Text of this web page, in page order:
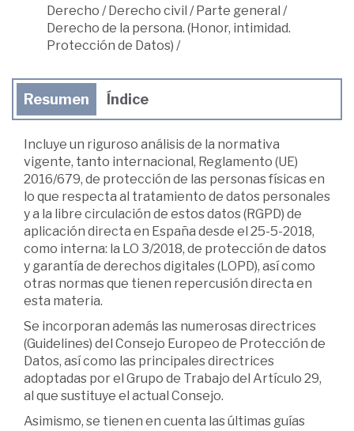
Derecho /Derecho civil /Parte general /
Derecho de la persona. (Honor, intimidad.
Protección de Datos) /
Resumen Índice
Incluye un riguroso análisis de la normativa
vigente, tanto internacional, Reglamento (UE)
2016/679, de protección de las personas físicas en
lo que respecta al tratamiento de datos personales
y a la libre circulación de estos datos (RGPD) de
aplicación directa en España desde el 25-5-2018,
como interna: la LO 3/2018, de protección de datos
y garantía de derechos digitales (LOPD), así como
otras normas que tienen repercusión directa en
esta materia.
Se incorporan además las numerosas directrices
(Guidelines) del Consejo Europeo de Protección de
Datos, así como las principales directrices
adoptadas por el Grupo de Trabajo del Artículo 29,
al que sustituye el actual Consejo.
Asimismo, se tienen en cuenta las últimas guías